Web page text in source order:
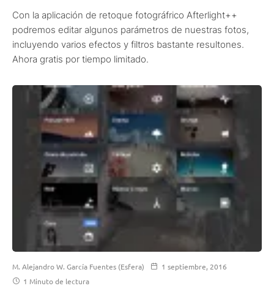
Con la aplicación de retoque fotográfrico Afterlight++
podremos editar algunos parámetros de nuestras fotos,
incluyendo varios efectos y filtros bastante resultones.
Ahora gratis por tiempo limitado.
M. Alejandro W. García Fuentes (Esfera)
1 septiembre, 2016
1 Minuto de lectura